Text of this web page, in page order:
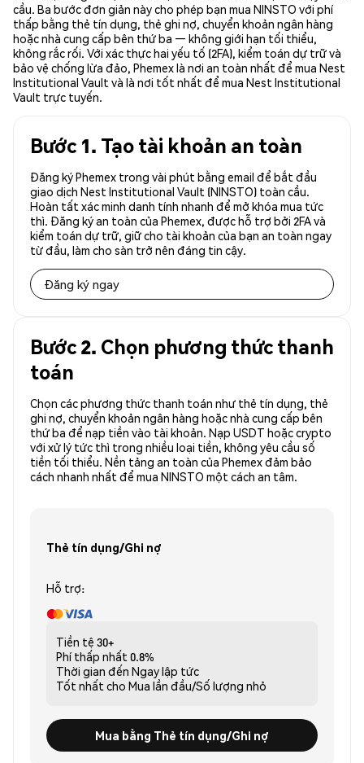
cầu. Ba bước đơn giản này cho phép bạn mua NINSTO với phí
thấp bằng thẻ tín dụng, thẻ ghi nợ, chuyển khoản ngân hàng
hoặc nhà cung cấp bên thứ ba — không giới hạn tối thiểu,
không rắc rối. Với xác thực hai yếu tố (2FA), kiểm toán dự trữ và
bảo vệ chống lừa đảo, Phemex là nơi an toàn nhất để mua Nest
Institutional Vault và là nơi tốt nhất để mua Nest Institutional
Vault trực tuyến.
Bước 1. Tạo tài khoản an toàn
Đăng ký Phemex trong vài phút bằng email để bắt đầu
giao dịch Nest Institutional Vault (NINSTO) toàn cầu.
Hoàn tất xác minh danh tính nhanh để mở khóa mua tức
thì. Đăng ký an toàn của Phemex, được hỗ trợ bởi 2FA và
kiểm toán dự trữ, giữ cho tài khoản của bạn an toàn ngay
từ đầu, làm cho sàn trở nên đáng tin cậy.
Đăng ký ngay
Bước 2. Chọn phương thức thanh
toán
Chọn các phương thức thanh toán như thẻ tín dụng, thẻ
ghi nợ, chuyển khoản ngân hàng hoặc nhà cung cấp bên
thứ ba để nạp tiền vào tài khoản. Nạp USDT hoặc crypto
với xử lý tức thì trong nhiều loại tiền, không yêu cầu số
tiền tối thiểu. Nền tảng an toàn của Phemex đảm bảo
cách nhanh nhất để mua NINSTO một cách an tâm.
Thẻ tín dụng/Ghi nợ
Hỗ trợ:
Tiền tệ 30+
Phí thấp nhất 0.8%
Thời gian đến Ngay lập tức
Tốt nhất cho Mua lần đầu/Số lượng nhỏ
Mua bằng Thẻ tín dụng/Ghi nợ